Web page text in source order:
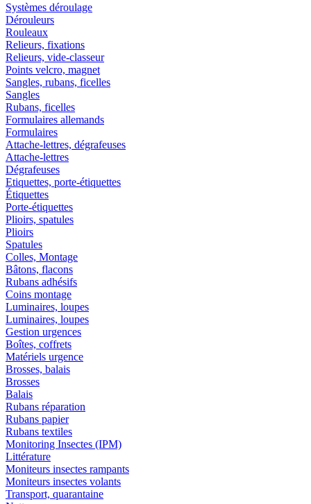
Systèmes déroulage
Dérouleurs
Rouleaux
Relieurs, fixations
Relieurs, vide-classeur
Points velcro, magnet
Sangles, rubans, ficelles
Sangles
Rubans, ficelles
Formulaires allemands
Formulaires
Attache-lettres, dégrafeuses
Attache-lettres
Dégrafeuses
Etiquettes, porte-étiquettes
Étiquettes
Porte-étiquettes
Plioirs, spatules
Plioirs
Spatules
Colles, Montage
Bâtons, flacons
Rubans adhésifs
Coins montage
Luminaires, loupes
Luminaires, loupes
Gestion urgences
Boîtes, coffrets
Matériels urgence
Brosses, balais
Brosses
Balais
Rubans réparation
Rubans papier
Rubans textiles
Monitoring Insectes (IPM)
Littérature
Moniteurs insectes rampants
Moniteurs insectes volants
Transport, quarantaine